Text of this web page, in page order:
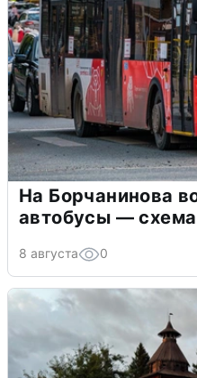
На Борчанинова
автобусы — схема
8 августа 0